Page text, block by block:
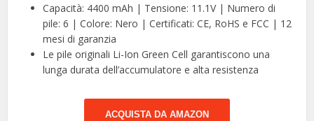
Capacità: 4400 mAh | Tensione: 11.1V | Numero di
pile: 6 | Colore: Nero | Certificati: CE, RoHS e FCC | 12
mesi di garanzia
Le pile originali Li-Ion Green Cell garantiscono una
lunga durata dell’accumulatore e alta resistenza
ACQUISTA DA AMAZON